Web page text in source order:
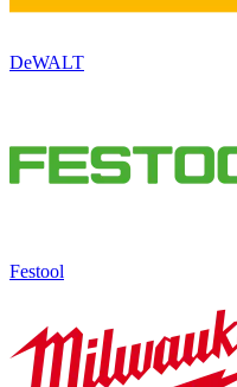
DeWALT
Festool